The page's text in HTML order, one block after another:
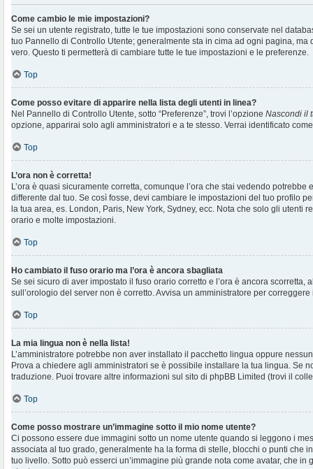
Come cambio le mie impostazioni?
Se sei un utente registrato, tutte le tue impostazioni sono conservate nel
tuo Pannello di Controllo Utente; generalmente sta in cima ad ogni pagina, ma
vero. Questo ti permetterà di cambiare tutte le tue impostazioni e le preferenze.
Top
Come posso evitare di apparire nella lista degli utenti in linea?
Nel Pannello di Controllo Utente, sotto “Preferenze”, trovi l’opzione Nascondi il
opzione, apparirai solo agli amministratori e a te stesso. Verrai identificato
Top
L’ora non è corretta!
L’ora è quasi sicuramente corretta, comunque l’ora che stai vedendo
differente dal tuo. Se così fosse, devi cambiare le impostazioni del tuo profilo
la tua area, es. London, Paris, New York, Sydney, ecc. Nota che solo gli utenti
orario e molte impostazioni.
Top
Ho cambiato il fuso orario ma l’ora è ancora sbagliata
Se sei sicuro di aver impostato il fuso orario corretto e l’ora è ancora scorretta,
sull’orologio del server non è corretto. Avvisa un amministratore per
Top
La mia lingua non è nella lista!
L’amministratore potrebbe non aver installato il pacchetto lingua oppure
Prova a chiedere agli amministratori se è possibile installare la tua lingua. Se
traduzione. Puoi trovare altre informazioni sul sito di phpBB Limited (trovi il
Top
Come posso mostrare un’immagine sotto il mio nome utente?
Ci possono essere due immagini sotto un nome utente quando si leggono i
associata al tuo grado, generalmente ha la forma di stelle, blocchi o punti che
tuo livello. Sotto può esserci un’immagine più grande nota come avatar, che in